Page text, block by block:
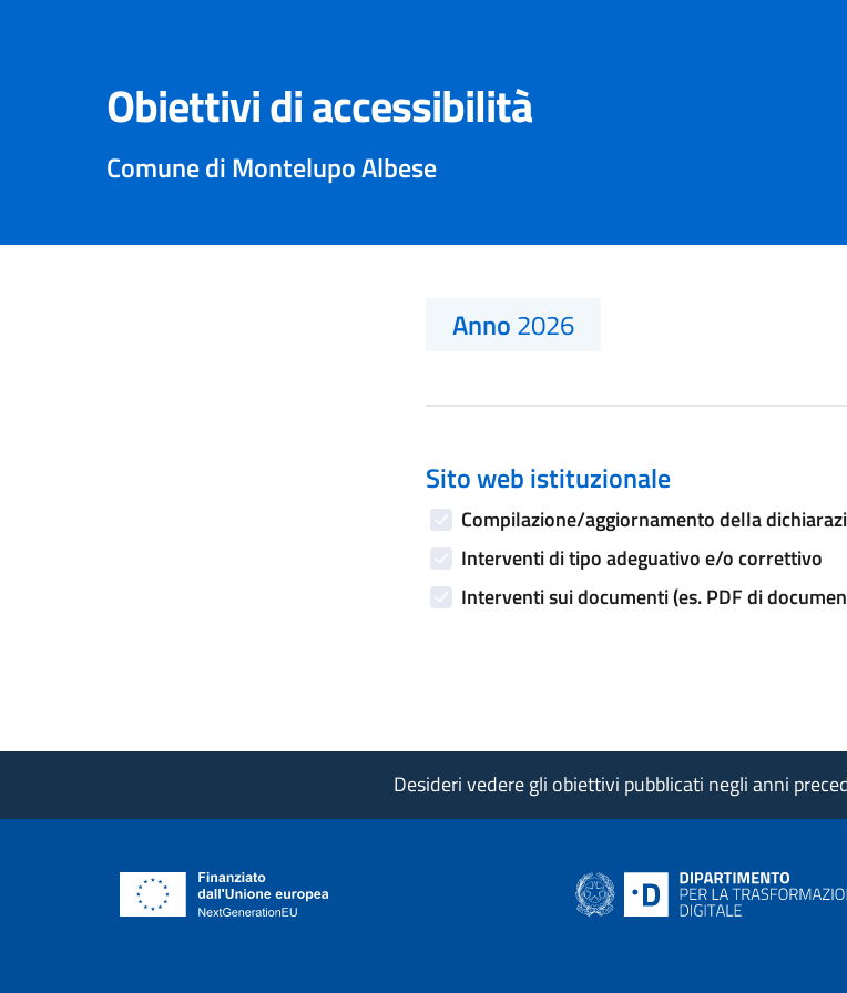
Obiettivi di accessibilità
Comune di Montelupo Albese
Anno2026
Sito web istituzionale
Compilazione/aggiornamento della
Interventi di tipo adeguativo e/o correttivo
Interventi sui documenti (es. PDF di
Desideri vedere gli obiettivi pubblicati negli anni